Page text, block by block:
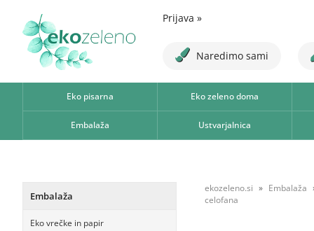
Prijava »
Naredimo sami
Eko pisarna Eko zeleno doma
Embalaža Ustvarjalnica
Embalaža
Eko vrečke in papir
ekozeleno.si
Embalaža
celofana